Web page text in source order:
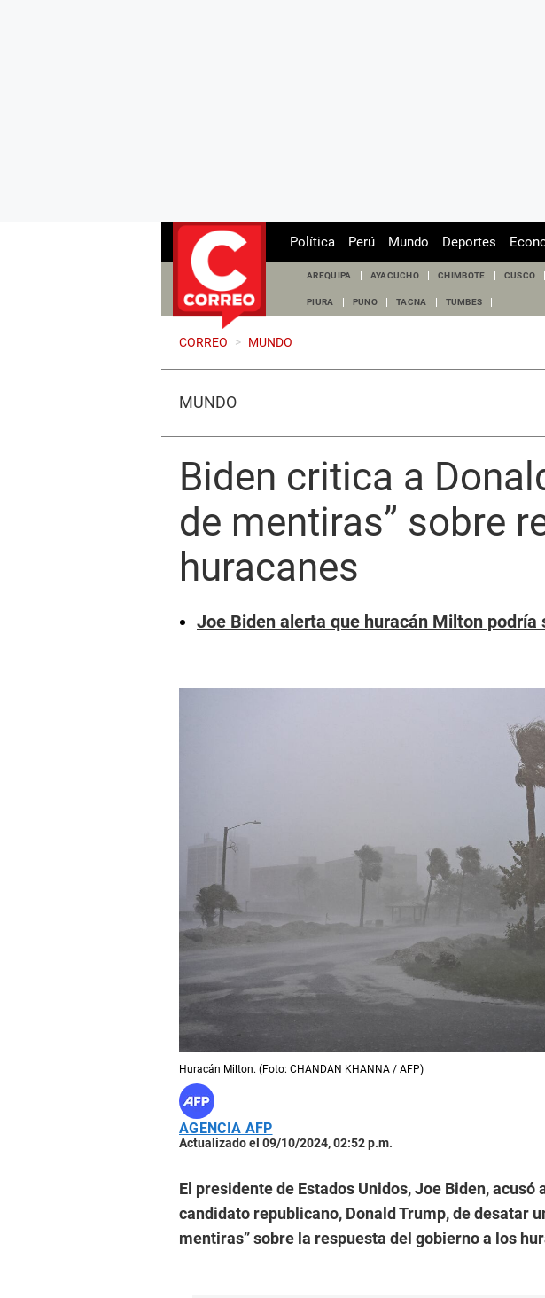
Política Perú Mundo Deportes
AREQUIPA AYACUCHO CHIMBOTE CUSCO
PIURA PUNO TACNA TUMBES
CORREO > MUNDO
MUNDO
Biden critica a
de mentiras” sobre
huracanes
Joe Biden alerta que huracán Milton
Huracán Milton. (Foto: CHANDAN KHANNA / AFP)
AGENCIA AFP
Actualizado el 09/10/2024, 02:52 p.m.
El presidente de Estados Unidos, Joe Biden, acusó
candidato republicano, Donald Trump, de desatar
mentiras” sobre la respuesta del gobierno a los